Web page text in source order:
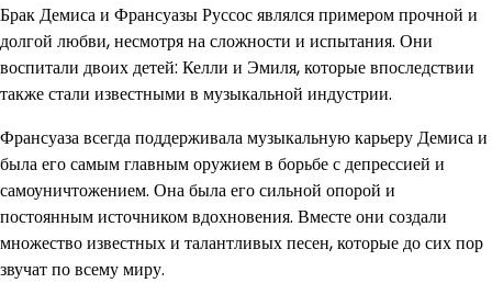
Брак Демиса и Франсуазы Руссос являлся примером прочной и
долгой любви, несмотря на сложности и испытания. Они
воспитали двоих детей: Келли и Эмиля, которые впоследствии
также стали известными в музыкальной индустрии.
Франсуаза всегда поддерживала музыкальную карьеру Демиса и
была его самым главным оружием в борьбе с депрессией и
самоуничтожением. Она была его сильной опорой и
постоянным источником вдохновения. Вместе они создали
множество известных и талантливых песен, которые до сих пор
звучат по всему миру.